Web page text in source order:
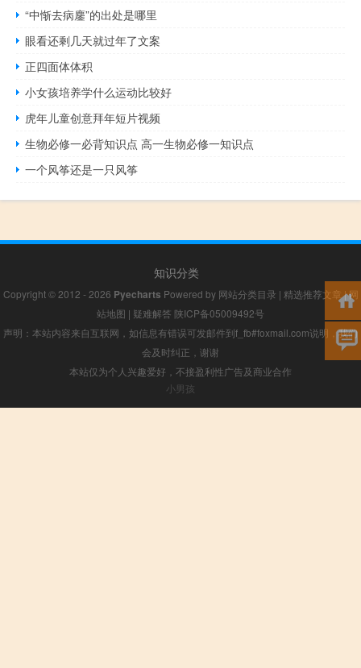
“中惭去病鏖”的出处是哪里
眼看还剩几天就过年了文案
正四面体体积
小女孩培养学什么运动比较好
虎年儿童创意拜年短片视频
生物必修一必背知识点 高一生物必修一知识点
一个风筝还是一只风筝
知识分类
Copyright © 2012 - 2026 Pyecharts Powered by 网站分类目录 | 精选推荐文章 |网
站地图 | 疑难解答 陕ICP备05009492号
声明：本站内容来自互联网，如信息有错误可发邮件到f_fb#foxmail.com说明，我们
会及时纠正，谢谢
本站仅为个人兴趣爱好，不接盈利性广告及商业合作
小男孩